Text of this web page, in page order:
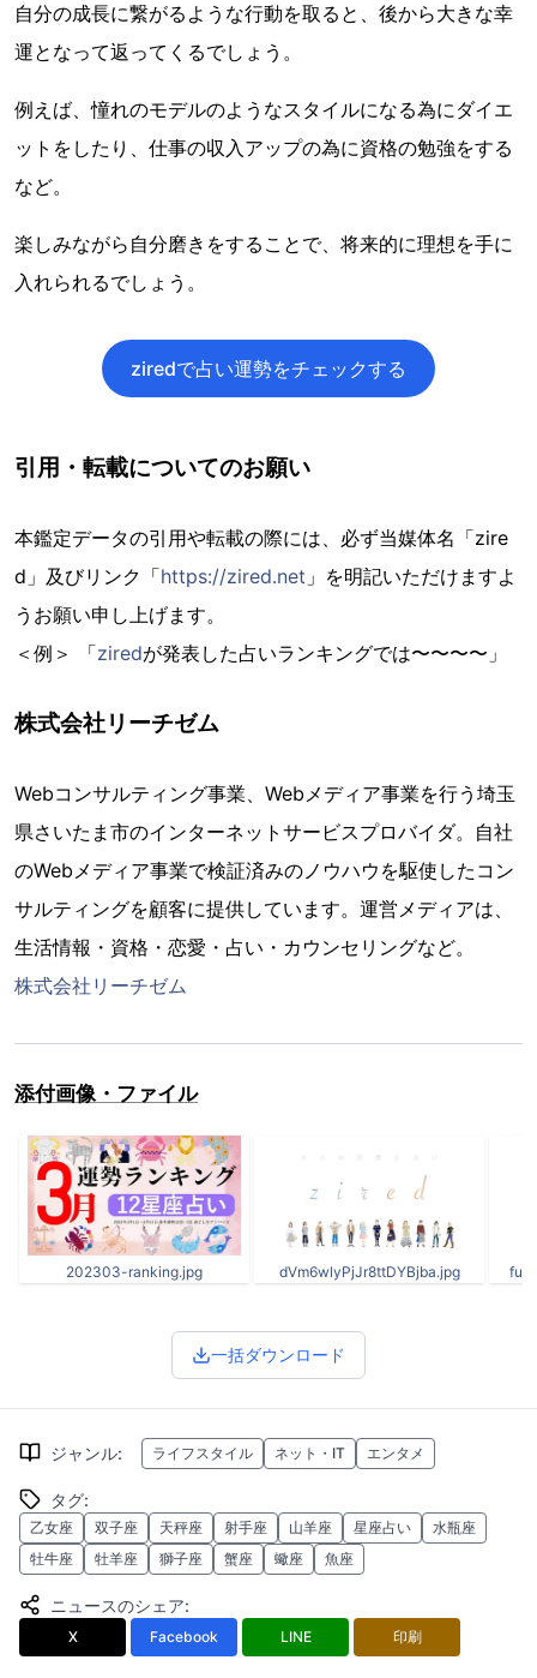
自分の成長に繋がるような行動を取ると、後から大きな幸
運となって返ってくるでしょう。
例えば、憧れのモデルのようなスタイルになる為にダイエ
ットをしたり、仕事の収入アップの為に資格の勉強をする
など。
楽しみながら自分磨きをすることで、将来的に理想を手に
入れられるでしょう。
ziredで占い運勢をチェックする
引用・転載についてのお願い
本鑑定データの引用や転載の際には、必ず当媒体名「zire
d」及びリンク「https://zired.net 」を明記いただけますよ
うお願い申し上げます。
＜例＞ 「ziredが発表した占いランキングでは〜〜〜〜」
株式会社リーチゼム
Webコンサルティング事業、Webメディア事業を行う埼玉
県さいたま市のインターネットサービスプロバイダ。自社
のWebメディア事業で検証済みのノウハウを駆使したコン
サルティングを顧客に提供しています。運営メディアは、
生活情報・資格・恋愛・占い・カウンセリングなど。
株式会社リーチゼム
添付画像・ファイル
202303-ranking.jpg dVm6wlyPjJr8ttDYBjba.jpg
一括ダウンロード
ジャンル: ライフスタイル ネット・IT エンタメ
タグ:
乙女座 双子座 天秤座 射手座 山羊座 星座占い
水瓶座
牡牛座
牡羊座 獅子座 蟹座 蠍座 魚座
ニュースのシェア:
X Facebook LINE 印刷